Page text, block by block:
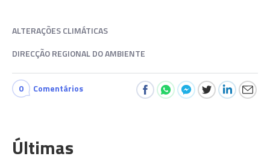
ALTERAÇÕES CLIMÁTICAS
DIRECÇÃO REGIONAL DO AMBIENTE
0 Comentários
Últimas